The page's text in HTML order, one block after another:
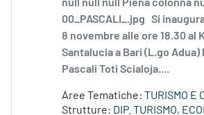
null null null Piena colonna
00_PASCALI_.jpg Si
8 novembre alle ore 18.30 al
Santalucia a Bari (L.go Adua)
Pascali Toti Scialoja....
Aree Tematiche: TURISMO E
Strutture: DIP. TURISMO,